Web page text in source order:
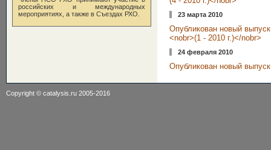
российских и международных
мероприятиях, а также в Съездах РХО.
23 марта 2010
Опубликован новый
<nobr>(1 - 2010 г.)</nobr>
24 февраля 2010
Опубликован новый
Copyright © catalysis.ru 2005-2016